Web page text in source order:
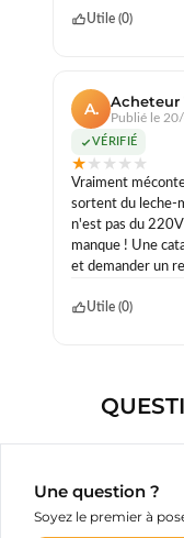
Utile (0)
A. Acheteur
Publié le
VÉRIFIÉ
★★ ★ ★ ★
Vraiment
sortent du leche-
n'est pas du
manque ! Une
et demander un
Utile (0)
Une question ?
Soyez le premier à